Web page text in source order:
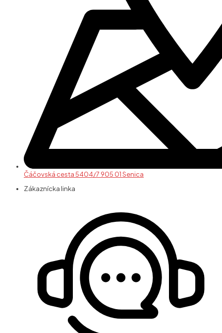
Čáčovská cesta 5404/7 905 01 Senica
Zákaznícka linka